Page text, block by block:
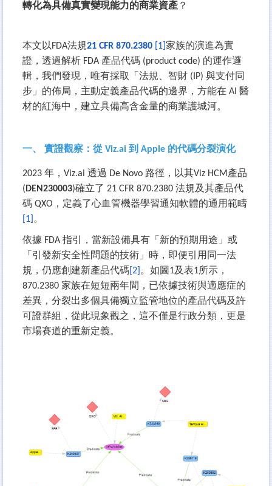
轉化為具備真實變現能力的商業資產 ？
本文以FDA法規21 CFR 870.2380 [1] 家族的演進為實
證，透過解析 FDA 產品代碼 (product code) 的運作邏
輯，我們發現，唯有採取「法規、智財 (IP) 與支付同
步」的佈局，主動定義產品代碼的邊界，方能在 AI 醫
材的紅海中，建立具備高含金量的商業護城河。
一、 實證觀察：從 Viz.ai 到 Apple 的代碼分裂演化
2023 年，Viz.ai 透過 De Novo 路徑，以其Viz HCM產品
( DEN230003)確立了 21 CFR 870.2380 法規及其產品代
碼 QXO，定義了心血管機器學習通知軟體的通用範疇
1 。
依據 FDA 指引，當新設備具有「新的預期用途」或
「引發新安全性問題的技術」時，即便引用同一法
規，仍應創建新產品代碼 [2] 。如圖1及表1所示，
870.2380 家族在短短兩年間，已依據技術與適應症的
差異，分裂出多個具備獨立監管地位的產品代碼及許
可證群組，從此現象觀之，這不僅是行政分類，更是
市場賽道的重新定義。